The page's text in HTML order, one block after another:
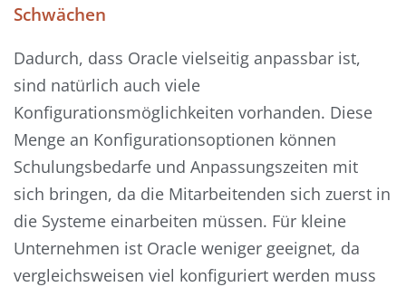
Schwächen
Dadurch, dass Oracle vielseitig anpassbar ist,
sind natürlich auch viele
Konfigurationsmöglichkeiten vorhanden. Diese
Menge an Konfigurationsoptionen können
Schulungsbedarfe und Anpassungszeiten mit
sich bringen, da die Mitarbeitenden sich zuerst in
die Systeme einarbeiten müssen. Für kleine
Unternehmen ist Oracle weniger geeignet, da
vergleichsweisen viel konfiguriert werden muss